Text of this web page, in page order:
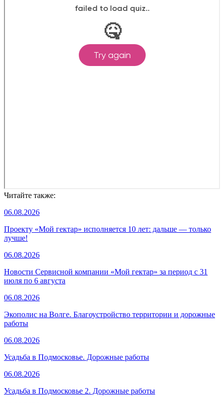
Читайте также:
06.08.2026
Проекту «Мой гектар» исполняется 10 лет: дальше — только
лучше!
06.08.2026
Новости Сервисной компании «Мой гектар» за период с 31
июля по 6 августа
06.08.2026
Экополис на Волге. Благоустройство территории и дорожные
работы
06.08.2026
Усадьба в Подмосковье. Дорожные работы
06.08.2026
Усадьба в Подмосковье 2. Дорожные работы